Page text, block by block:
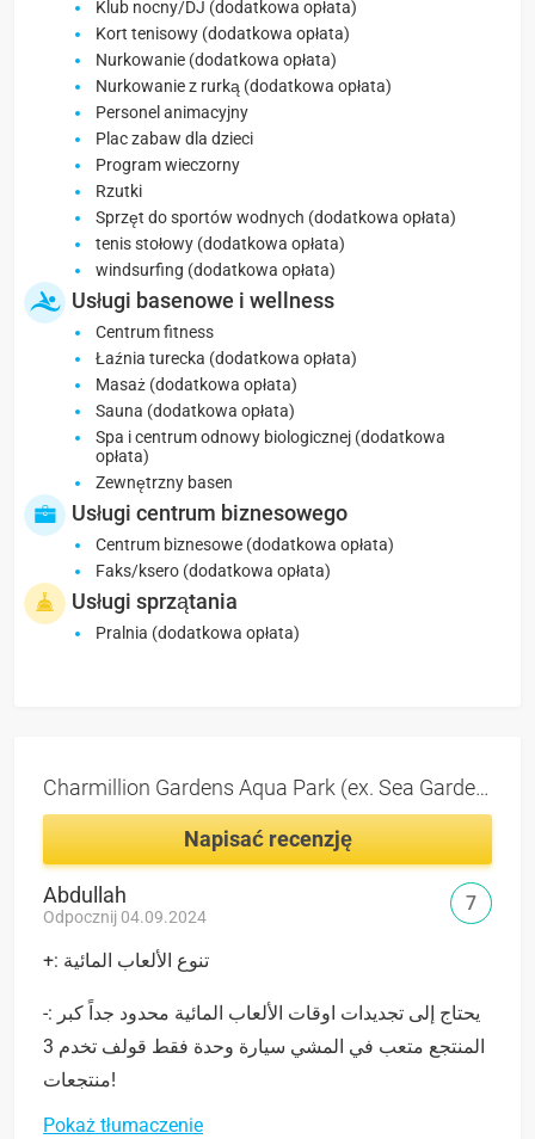
Klub nocny/DJ (dodatkowa opłata)
Kort tenisowy (dodatkowa opłata)
Nurkowanie (dodatkowa opłata)
Nurkowanie z rurką (dodatkowa opłata)
Personel animacyjny
Plac zabaw dla dzieci
Program wieczorny
Rzutki
Sprzęt do sportów wodnych (dodatkowa opłata)
tenis stołowy (dodatkowa opłata)
windsurfing (dodatkowa opłata)
Usługi basenowe i wellness
Centrum fitness
Łaźnia turecka (dodatkowa opłata)
Masaż (dodatkowa opłata)
Sauna (dodatkowa opłata)
Spa i centrum odnowy biologicznej (dodatkowa
opłata)
Zewnętrzny basen
Usługi centrum biznesowego
Centrum biznesowe (dodatkowa opłata)
Faks/ksero (dodatkowa opłata)
Usługi sprzątania
Pralnia (dodatkowa opłata)
Charmillion Gardens Aqua Park (ex. Sea Garden) 5*, opinie
Napisać recenzję
Abdullah
Odpocznij 04.09.2024
+: تنوع الألعاب المائية
-: يحتاج إلى تجديدات اوقات الألعاب المائية محدود جداً كبر
المنتجع متعب في المشي سيارة وحدة فقط قولف تخدم 3
منتجعات!
Pokaż tłumaczenie
7